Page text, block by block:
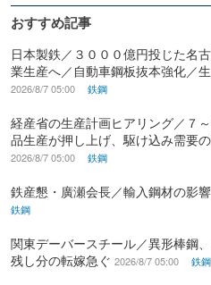
おすすめ記事
日本製鉄／３０００億円投じた名
業生産へ／自動車鋼板抜本強化／
2026/8/7 05:00 鉄鋼
経産省の生産計画ヒアリング／７
品生産が押し上げ、駆け込み需要
2026/8/7 05:00 鉄鋼
鉄産懇・廣瀬会長／輸入鋼材の影
鉄鋼
関東デーバースチール／異形棒鋼
残し分の転嫁急ぐ 2026/8/7 05:00 鉄鋼